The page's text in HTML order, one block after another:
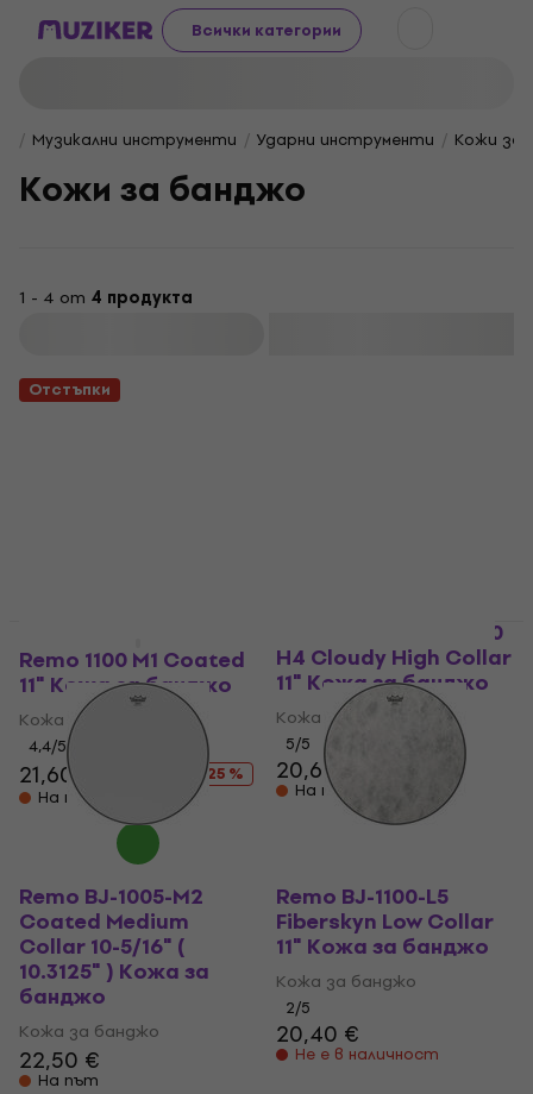
Всички категории
Музикални инструменти Ударни инструменти Кожи за
Кожи за банджо
1 - 4 от 4 продукта
Отстъпки
Remo 1100 M1 Coated
11" Кожа за банджо
Кожа за банджо
4,4/5
21,60 €
- 25 %
На път
Remo BJ-1100-H4 1100
H4 Cloudy High Collar
11" Кожа за банджо
Кожа за банджо
5/5
20,60 €
На път
Remo BJ-1005-M2
Coated Medium
Collar 10-5/16" (
10.3125" ) Кожа за
банджо
Кожа за банджо
22,50 €
На път
Remo BJ-1100-L5
Fiberskyn Low Collar
11" Кожа за банджо
Кожа за банджо
2/5
20,40 €
Не е в наличност